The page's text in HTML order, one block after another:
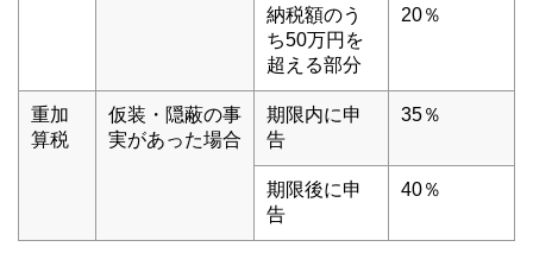
納税額のう
ち50万円を
超える部分
20％
重加
算税
仮装・隠蔽の事
実があった場合
期限内に申
告
35％
期限後に申
告
40％